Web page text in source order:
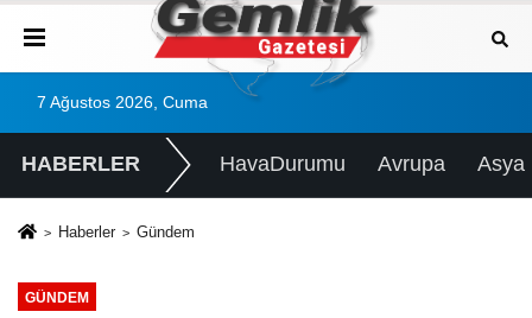
7 Ağustos 2026, Cuma
HABERLER HavaDurumu Avrupa Asya
Haberler Gündem
GÜNDEM